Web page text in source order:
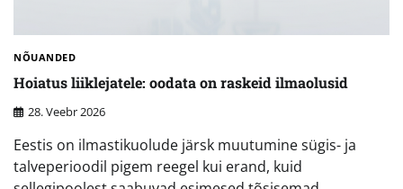
NÕUANDED
Hoiatus liiklejatele: oodata on raskeid ilmaolusid
28. Veebr 2026
Eestis on ilmastikuolude järsk muutumine sügis- ja
talveperioodil pigem reegel kui erand, kuid